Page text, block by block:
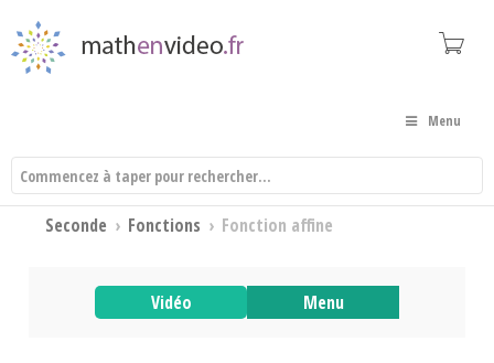
Menu
Seconde › Fonctions › Fonction affine
Vidéo Menu